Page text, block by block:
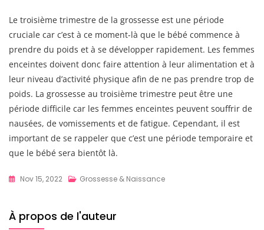
Le troisième trimestre de la grossesse est une période
cruciale car c’est à ce moment-là que le bébé commence à
prendre du poids et à se développer rapidement. Les femmes
enceintes doivent donc faire attention à leur alimentation et à
leur niveau d’activité physique afin de ne pas prendre trop de
poids. La grossesse au troisième trimestre peut être une
période difficile car les femmes enceintes peuvent souffrir de
nausées, de vomissements et de fatigue. Cependant, il est
important de se rappeler que c’est une période temporaire et
que le bébé sera bientôt là.
Nov 15, 2022 Grossesse & Naissance
À propos de l'auteur